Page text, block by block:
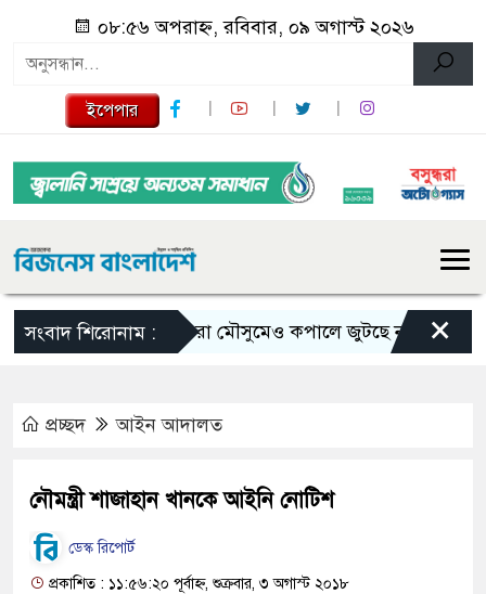
০৮:৫৬ অপরাহ্ন, রবিবার, ০৯ অগাস্ট ২০২৬
ইপেপার
সংবাদ শিরোনাম :ভরা মৌসুমেও কপালে জুটছে না ইলিশ, দাম
×
প্রচ্ছদ আইন আদালত
নৌমন্ত্রী শাজাহান খানকে আইনি নোটিশ
ডেস্ক রিপোর্ট
প্রকাশিত : ১১:৫৬:২০ পূর্বাহ্ন, শুক্রবার, ৩ অগাস্ট ২০১৮